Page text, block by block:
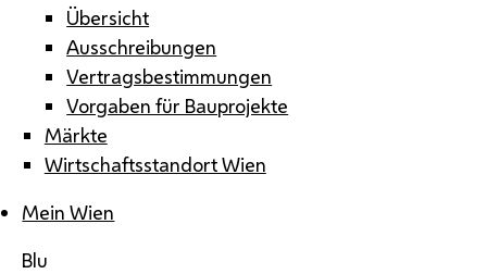
Übersicht
Ausschreibungen
Vertragsbestimmungen
Vorgaben für Bauprojekte
Märkte
Wirtschaftsstandort Wien
Mein Wien
Blu